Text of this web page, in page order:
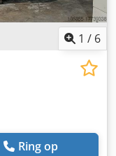
1 / 6
Ring op